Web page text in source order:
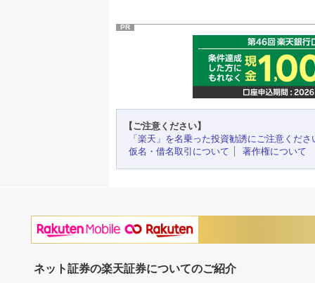
PR
【ご注意ください】
「楽天」を名乗った投資勧誘にご注意くださ
仮名・借名取引について
著作権について
ネット証券の楽天証券についてのご紹介